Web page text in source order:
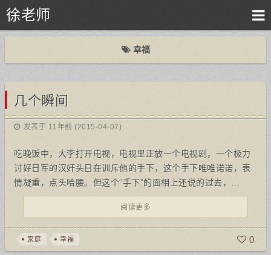
徐老师
幸福
几个瞬间
发表于 11年前 (2015-04-07)
吃晚饭中，大李打开电视，电视里正放一个电视剧，一个极力
讨好日军的汉奸头目在训斥他的手下，这个手下唯唯诺诺，表
情凝重，点头哈腰。但这个“手下”的面相上还说的过去，…
阅读更多
家庭 幸福 0